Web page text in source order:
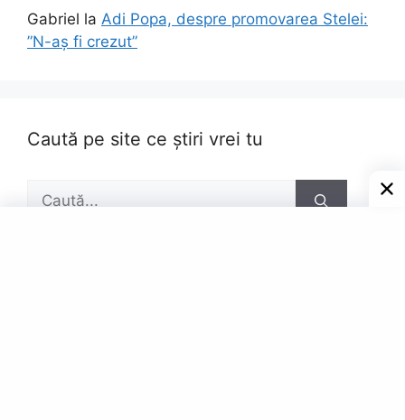
Gabriel la Adi Popa, despre promovarea Stelei:
”N-aș fi crezut”
Caută pe site ce știri vrei tu
Caută
după: